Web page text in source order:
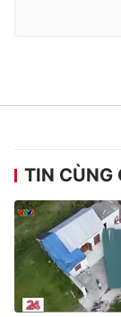
® Cấm sao chép
thuận bằng văn
thông tin từ
TIN CÙNG